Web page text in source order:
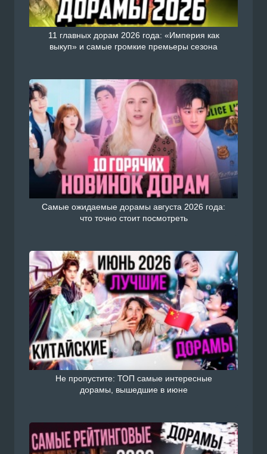
11 главных дорам 2026 года: «Империя как
выкуп» и самые громкие премьеры сезона
Самые ожидаемые дорамы августа 2026 года:
что точно стоит посмотреть
Не пропустите: ТОП самые интересные
дорамы, вышедшие в июне